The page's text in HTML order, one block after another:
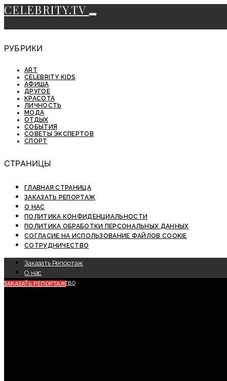
CELEBRITY.TV
РУБРИКИ
ART
CELEBRITY KIDS
АФИША
ДРУГОЕ
КРАСОТА
ЛИЧНОСТЬ
МОДА
ОТДЫХ
СОБЫТИЯ
СОВЕТЫ ЭКСПЕРТОВ
СПОРТ
СТРАНИЦЫ
ГЛАВНАЯ СТРАНИЦА
ЗАКАЗАТЬ РЕПОРТАЖ
О НАС
ПОЛИТИКА КОНФИДЕНЦИАЛЬНОСТИ
ПОЛИТИКА ОБРАБОТКИ ПЕРСОНАЛЬНЫХ ДАННЫХ
СОГЛАСИЕ НА ИСПОЛЬЗОВАНИЕ ФАЙЛОВ COOKIE
СОТРУДНИЧЕСТВО
Заказать Репортаж
О нас
Сотрудничество
ЗАКАЗАТЬ РЕПОРТАЖ